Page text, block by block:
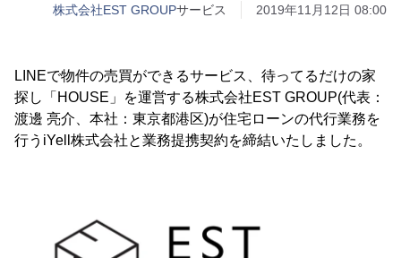
株式会社EST GROUPサービス 2019年11月12日 08:00
LINEで物件の売買ができるサービス、待ってるだけの家
探し「HOUSE」を運営する株式会社EST GROUP(代表：
渡邊 亮介、本社：東京都港区)が住宅ローンの代行業務を
行うiYell株式会社と業務提携契約を締結いたしました。